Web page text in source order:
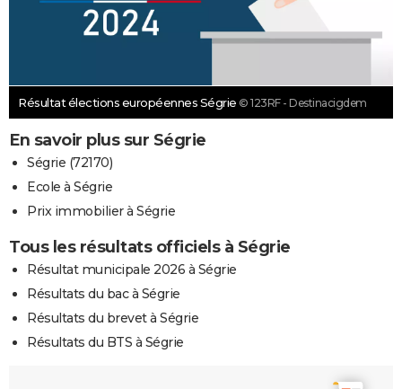
Résultat élections européennes Ségrie © 123RF - Destinacigdem
En savoir plus sur Ségrie
Ségrie (72170)
Ecole à Ségrie
Prix immobilier à Ségrie
Tous les résultats officiels à Ségrie
Résultat municipale 2026 à Ségrie
Résultats du bac à Ségrie
Résultats du brevet à Ségrie
Résultats du BTS à Ségrie